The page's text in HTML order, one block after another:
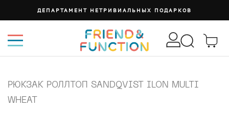
ДЕПАРТАМЕНТ НЕТРИВИАЛЬНЫХ ПОДАРКОВ
РЮКЗАК РОЛЛТОП SANDQVIST ILON MULTI
WHEAT